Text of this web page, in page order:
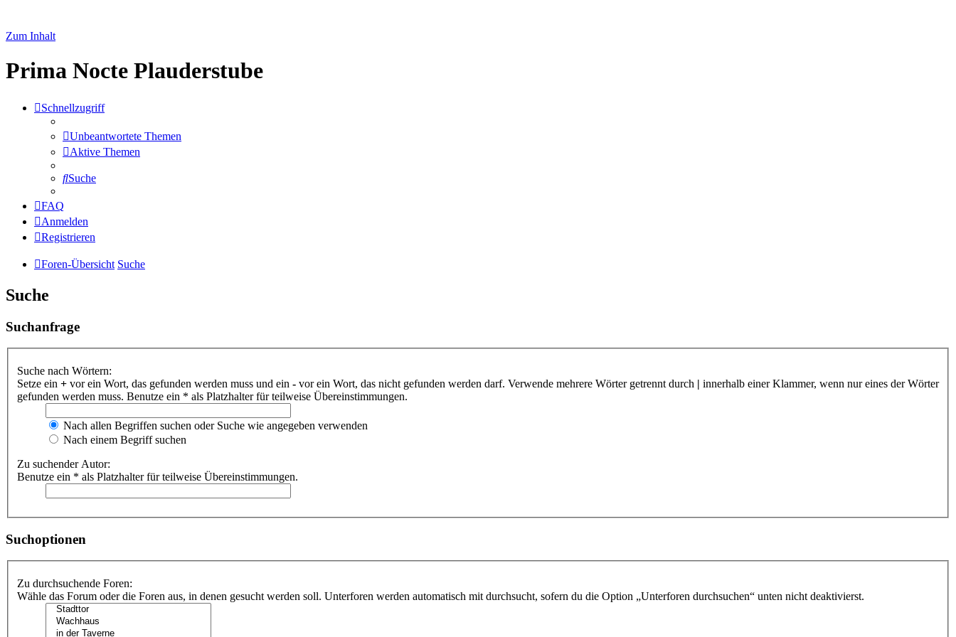
Zum Inhalt
Prima Nocte Plauderstube
Schnellzugriff
Unbeantwortete Themen
Aktive Themen
Suche
FAQ
Anmelden
Registrieren
Foren-Übersicht Suche
Suche
Suchanfrage
Suche nach Wörtern:
Setze ein + vor ein Wort, das gefunden werden muss und ein - vor ein Wort, das nicht gefunden werden darf. Verwende mehrere Wörter getrennt durch | innerhalb einer Klammer, wenn nur eines der Wörter
gefunden werden muss. Benutze ein * als Platzhalter für teilweise Übereinstimmungen.
Nach allen Begriffen suchen oder Suche wie angegeben verwenden
Nach einem Begriff suchen
Zu suchender Autor:
Benutze ein * als Platzhalter für teilweise Übereinstimmungen.
Suchoptionen
Zu durchsuchende Foren:
Wähle das Forum oder die Foren aus, in denen gesucht werden soll. Unterforen werden automatisch mit durchsucht, sofern du die Option „Unterforen durchsuchen“ unten nicht deaktivierst.